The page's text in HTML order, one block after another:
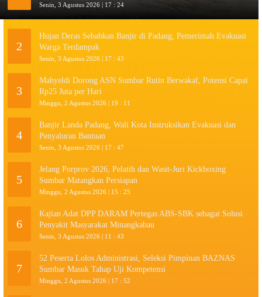
Senin, 3 Agustus 2026 | 17 : 24
2
Hujan Deras Sebabkan Banjir di Padang, Pemerintah Evakuasi
Warga Terdampak
Senin, 3 Agustus 2026 | 17 : 43
3
Mahyeldi Dorong ASN Sumbar Rutin Berwakaf, Potensi Capai
Rp25 Juta per Hari
Minggu, 2 Agustus 2026 | 19 : 11
4
Banjir Landa Padang, Wali Kota Instruksikan Evakuasi dan
Penyaluran Bantuan
Senin, 3 Agustus 2026 | 17 : 47
5
Jelang Porprov 2026, Pelatih dan Wasit-Juri Kickboxing
Sumbar Matangkan Persiapan
Minggu, 2 Agustus 2026 | 15 : 25
6
Kajian Adat DPP DARAM Pertegas ABS-SBK sebagai Solusi
Penyakit Masyarakat Minangkabau
Senin, 3 Agustus 2026 | 11 : 43
7
52 Peserta Lolos Administrasi, Seleksi Pimpinan BAZNAS
Sumbar Masuk Tahap Uji Kompetensi
Minggu, 2 Agustus 2026 | 17 : 52